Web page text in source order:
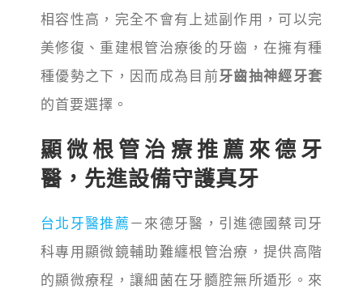
相容性高，完全不會有上述副作用，可以完
美修復、重建根管治療後的牙齒，在擁有種
種優勢之下，因而成為目前 牙齒抽神經牙套
的首要選擇。
顯微根管治療推薦來德牙
醫，先進設備守護真牙
台北牙醫推薦 －來德牙醫，引進德國蔡司牙
科專用顯微鏡輔助難纏根管治療，提供高階
的顯微療程，讓細菌在牙髓腔無所遁形。來